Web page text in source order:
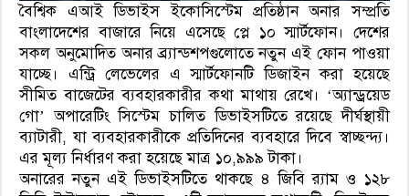
বৈশ্বিক এআই ডিভাইস ইকোসিস্টেম প্রতিষ্ঠান অনার সম্প্রতি
বাংলাদেশের বাজারে নিয়ে এসেছে প্লে ১০ স্মার্টফোন। দেশের
সকল অনুমোদিত অনার ব্র্যান্ডশপগুলোতে নতুন এই ফোন পাওয়া
যাচ্ছে। এন্ট্রি লেভেলের এ স্মার্টফোনটি ডিজাইন করা হয়েছে
সীমিত বাজেটের ব্যবহারকারীর কথা মাথায় রেখে। ‘অ্যান্ড্রয়েড
গো’ অপারেটিং সিস্টেম চালিত ডিভাইসটিতে রয়েছে দীর্ঘস্থায়ী
ব্যাটারী, যা ব্যবহারকারীকে প্রতিদিনের ব্যবহারে দিবে স্বাচ্ছন্দ্য।
এর মূল্য নির্ধারণ করা হয়েছে মাত্র ১০,৯৯৯ টাকা।
অনারের নতুন এই ডিভাইসটিতে থাকছে ৪ জিবি র‍্যাম ও ১২৮